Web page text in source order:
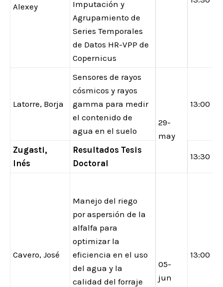
Alexey
Imputación y
Agrupamiento de
Series Temporales
de Datos HR-VPP de
Copernicus
Latorre, Borja
Sensores de rayos
cósmicos y rayos
gamma para medir
el contenido de
agua en el suelo
29-
may
13:00
Zugasti,
Inés
Resultados Tesis
Doctoral
13:30
Cavero, José
Manejo del riego
por aspersión de la
alfalfa para
optimizar la
eficiencia en el uso
del agua y la
calidad del forraje
05-
jun
13:00